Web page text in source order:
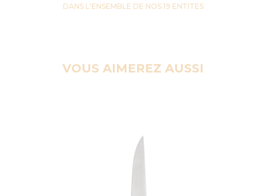
DANS L'ENSEMBLE DE NOS 19 ENTITES
VOUS AIMEREZ AUSSI